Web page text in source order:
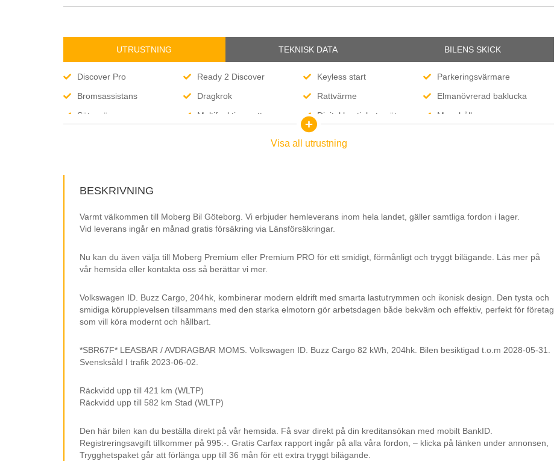
UTRUSTNING TEKNISK DATA BILENS SKICK
Discover Pro Ready 2 Discover Keyless start
Parkeringsvärmare
Bromsassistans
Dragkrok Rattvärme
Elmanövrerad baklucka
Sätesvärme
Multifunktionsratt Digital hastighetsmätare
Mugghållare
MOMS/VAT
Visa all utrustning
BESKRIVNING
Varmt välkommen till Moberg Bil Göteborg. Vi erbjuder hemleverans inom hela landet, gäller samtliga fordon i lager.
Vid leverans ingår en månad gratis försäkring via Länsförsäkringar.
Nu kan du även välja till Moberg Premium eller Premium PRO för ett smidigt, förmånligt och tryggt bilägande. Läs mer på
vår hemsida eller kontakta oss så berättar vi mer.
Volkswagen ID. Buzz Cargo, 204hk, kombinerar modern eldrift med smarta lastutrymmen och ikonisk design. Den tysta och
smidiga körupplevelsen tillsammans med den starka elmotorn gör arbetsdagen både bekväm och effektiv, perfekt för företag
som vill köra modernt och hållbart.
*SBR67F* LEASBAR / AVDRAGBAR MOMS. Volkswagen ID. Buzz Cargo 82 kWh, 204hk. Bilen besiktigad t.o.m 2028-05-31.
Svensksåld I trafik 2023-06-02.
Räckvidd upp till 421 km (WLTP)
Räckvidd upp till 582 km Stad (WLTP)
Den här bilen kan du beställa direkt på vår hemsida. Få svar direkt på din kreditansökan med mobilt BankID.
Registreringsavgift tillkommer på 995:-. Gratis Carfax rapport ingår på alla våra fordon, – klicka på länken under annonsen,
Trygghetspaket går att förlänga upp till 36 mån för ett extra tryggt bilägande.